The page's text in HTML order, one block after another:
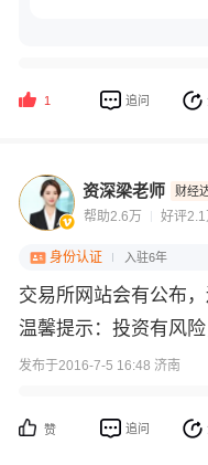
1 追问
资深梁老师 财经
帮助2.6万 好评2.1
身份认证 入驻6年
交易所网站会有公布
温馨提示：投资有风险
发布于2016-7-5 16:48 济南
赞 追问